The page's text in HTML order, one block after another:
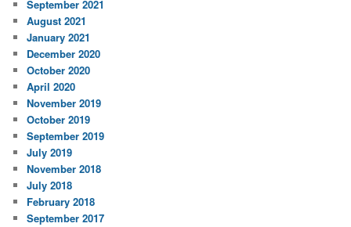
September 2021
August 2021
January 2021
December 2020
October 2020
April 2020
November 2019
October 2019
September 2019
July 2019
November 2018
July 2018
February 2018
September 2017